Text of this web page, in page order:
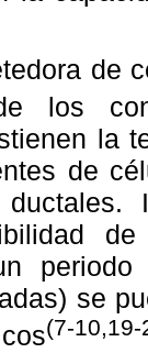
de
los
la
de
se
(7-10,19-